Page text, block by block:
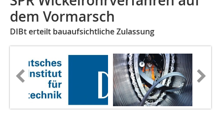
dem Vormarsch
DIBt erteilt bauaufsichtliche Zulassung